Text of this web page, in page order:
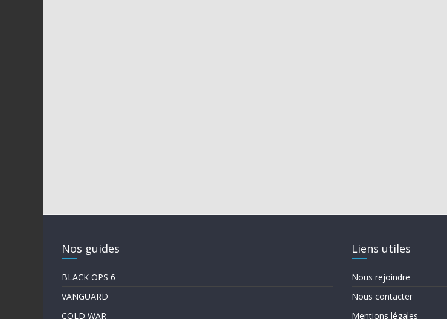
Nos guides
BLACK OPS 6
VANGUARD
COLD WAR
Liens utiles
Nous rejoindre
Nous contacter
Mentions légales